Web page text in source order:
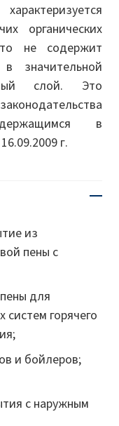
органических
не содержит
значительной
слой. Это
в
г.
из
пены с
для
систем горячего
и бойлеров;
с наружным